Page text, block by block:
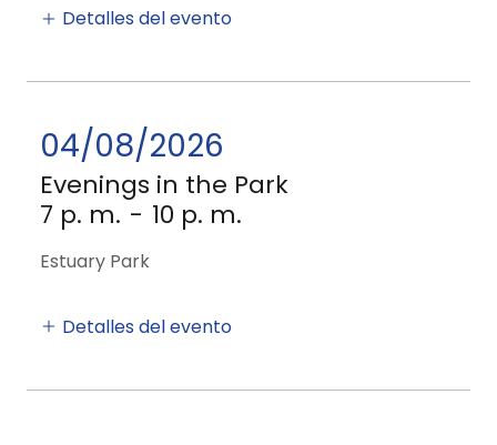
Detalles del evento
04/08/2026
Evenings in the Park
7 p. m. - 10 p. m.
Estuary Park
Detalles del evento